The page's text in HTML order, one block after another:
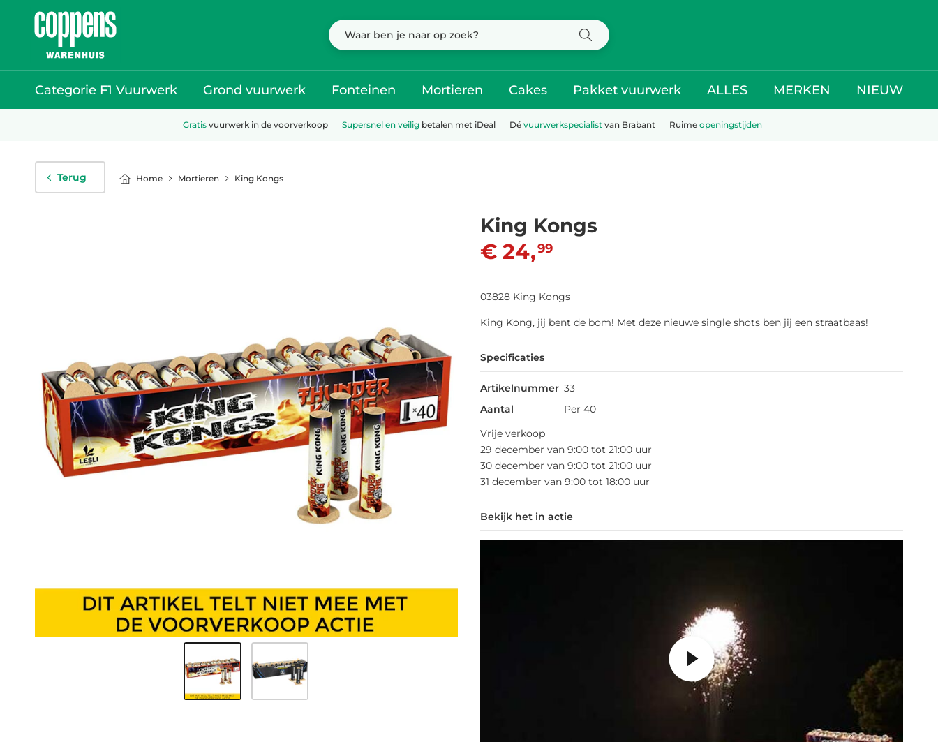
Categorie F1 Vuurwerk Grond vuurwerk Fonteinen Mortieren Cakes Pakket vuurwerk ALLES MERKEN NIEUW
Gratisvuurwerk in de voorverkoop Supersnel en veiligbetalen met iDeal Dé vuurwerkspecialistvan Brabant Ruime openingstijden
Home Mortieren King Kongs
Terug
King Kongs
€ 24,99
03828 King Kongs
King Kong, jij bent de bom! Met deze nieuwe single shots ben jij een straatbaas!
Specificaties
Artikelnummer 33
Aantal
Per 40
Vrije verkoop
29 december van 9:00 tot 21:00 uur
30 december van 9:00 tot 21:00 uur
31 december van 9:00 tot 18:00 uur
Bekijk het in actie